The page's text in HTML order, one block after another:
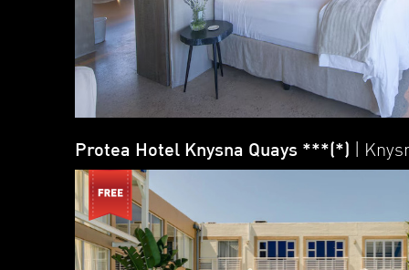
Protea Hotel Knysna Quays ***(*) |